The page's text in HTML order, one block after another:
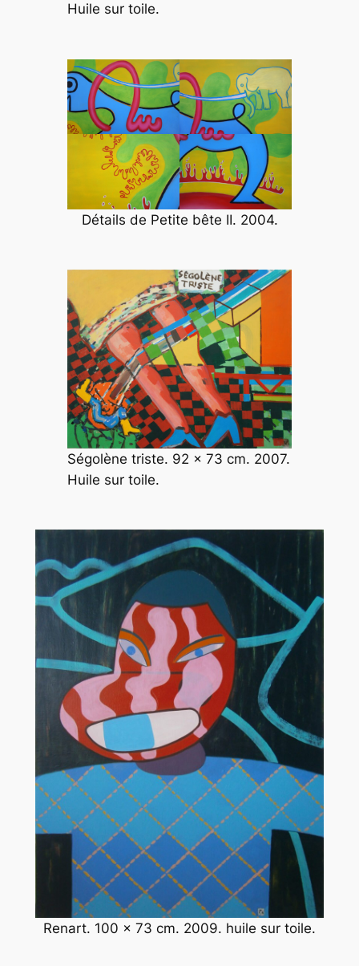
Huile sur toile.
Détails de Petite bête II. 2004.
Ségolène triste. 92 x 73 cm. 2007.
Huile sur toile.
Renart. 100 x 73 cm. 2009. huile sur toile.